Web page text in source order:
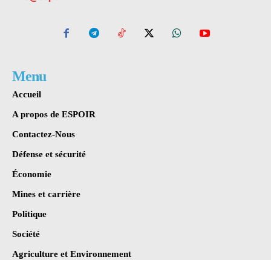
Menu
Accueil
A propos de ESPOIR
Contactez-Nous
Défense et sécurité
Économie
Mines et carrière
Politique
Société
Agriculture et Environnement